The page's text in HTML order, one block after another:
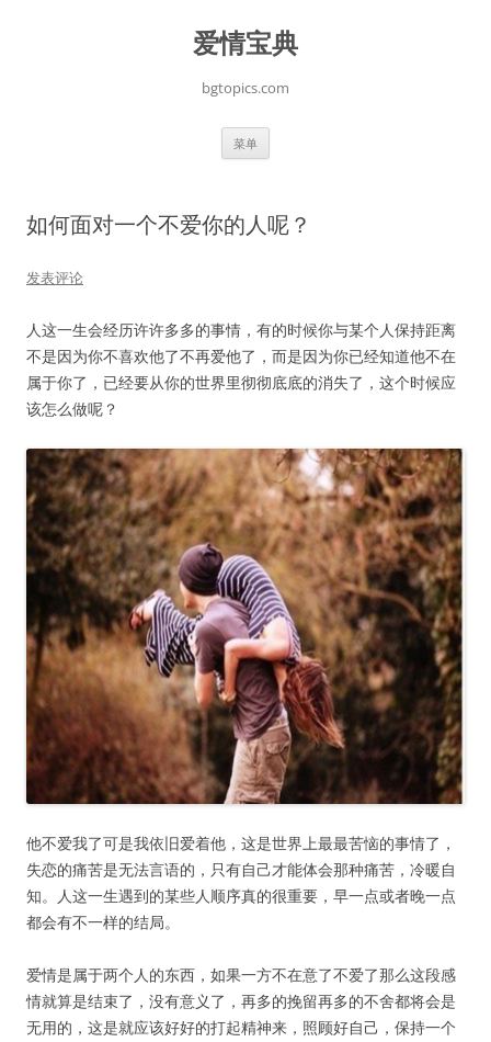
爱情宝典
bgtopics.com
菜单
如何面对一个不爱你的人呢？
发表评论
人这一生会经历许许多多的事情，有的时候你与某个人保持距离
不是因为你不喜欢他了不再爱他了，而是因为你已经知道他不在
属于你了，已经要从你的世界里彻彻底底的消失了，这个时候应
该怎么做呢？
他不爱我了可是我依旧爱着他，这是世界上最最苦恼的事情了，
失恋的痛苦是无法言语的，只有自己才能体会那种痛苦，冷暖自
知。人这一生遇到的某些人顺序真的很重要，早一点或者晚一点
都会有不一样的结局。
爱情是属于两个人的东西，如果一方不在意了不爱了那么这段感
情就算是结束了，没有意义了，再多的挽留再多的不舍都将会是
无用的，这是就应该好好的打起精神来，照顾好自己，保持一个